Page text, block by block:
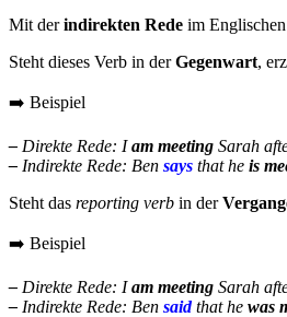
Mit derindirekten Rede im
Steht dieses Verb in derGegenwart,
➡️ Beispiel
– Direkte Rede: Iam meeting Sarah
– Indirekte Rede: Ben says that he is
Steht das reporting verb in der
➡️ Beispiel
– Direkte Rede: Iam meeting Sarah
– Indirekte Rede: Ben saidthat he was